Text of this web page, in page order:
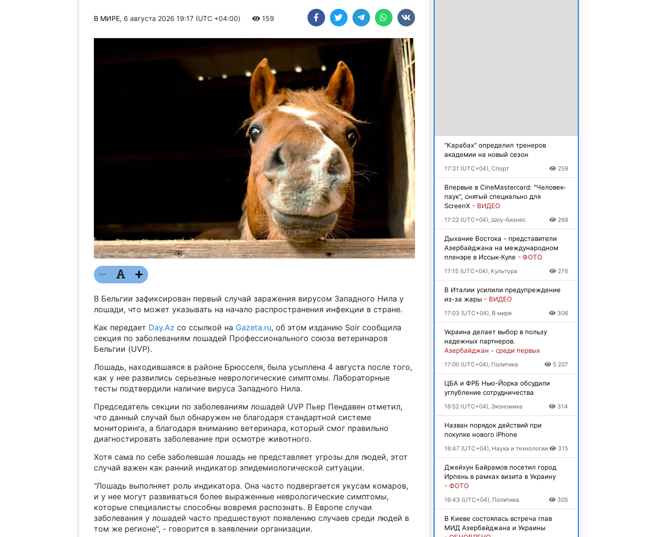
В МИРЕ, 6 августа 2026 19:17 (UTC +04:00) 159
В Бельгии зафиксирован первый случай заражения вирусом Западного Нила у
лошади, что может указывать на начало распространения инфекции в стране.
Как передает Day.Az со ссылкой на Gazeta.ru, об этом изданию Soir сообщила
секция по заболеваниям лошадей Профессионального союза ветеринаров
Бельгии (UVP).
Лошадь, находившаяся в районе Брюсселя, была усыплена 4 августа после того,
как у нее развились серьезные неврологические симптомы. Лабораторные
тесты подтвердили наличие вируса Западного Нила.
Председатель секции по заболеваниям лошадей UVP Пьер Пендавен отметил,
что данный случай был обнаружен не благодаря стандартной системе
мониторинга, а благодаря вниманию ветеринара, который смог правильно
диагностировать заболевание при осмотре животного.
Хотя сама по себе заболевшая лошадь не представляет угрозы для людей, этот
случай важен как ранний индикатор эпидемиологической ситуации.
"Лошадь выполняет роль индикатора. Она часто подвергается укусам комаров,
и у нее могут развиваться более выраженные неврологические симптомы,
которые специалисты способны вовремя распознать. В Европе случаи
заболевания у лошадей часто предшествуют появлению случаев среди людей в
том же регионе", - говорится в заявлении организации.
"Карабах" определил тренеров
академии на новый сезон
17:31 (UTC+04), Спорт 259
Впервые в CineMastercard: "Человек-
паук", снятый специально для
ScreenX - ВИДЕО
17:22 (UTC+04), Шоу-бизнес 269
Дыхание Востока - представители
Азербайджана на международном
пленэре в Иссык-Куле - ФОТО
17:15 (UTC+04), Культура 276
В Италии усилили предупреждение
из-за жары - ВИДЕО
17:03 (UTC+04), В мире 306
Украина делает выбор в пользу
надежных партнеров.
Азербайджан - среди первых
17:00 (UTC+04), Политика 5 207
ЦБА и ФРБ Нью-Йорка обсудили
углубление сотрудничества
16:52 (UTC+04), Экономика 314
Назван порядок действий при
покупке нового iPhone
16:47 (UTC+04), Наука и технологии 315
Джейхун Байрамов посетил город
Ирпень в рамках визита в Украину
- ФОТО
16:43 (UTC+04), Политика 305
В Киеве состоялась встреча глав
МИД Азербайджана и Украины